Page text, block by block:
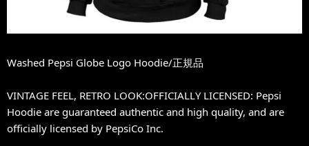
Washed Pepsi Globe Logo Hoodie/正規品
VINTAGE FEEL, RETRO LOOK:OFFICIALLY LICENSED: Pepsi
Hoodie are guaranteed authentic and high quality, and are
officially licensed by PepsiCo Inc.